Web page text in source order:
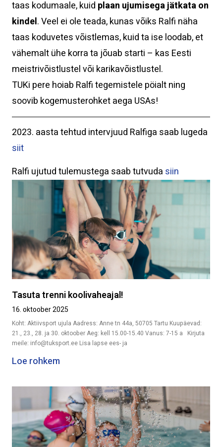
taas kodumaale, kuid plaan ujumisega jätkata on
kindel. Veel ei ole teada, kunas võiks Ralfi näha
taas koduvetes võistlemas, kuid ta ise loodab, et
vähemalt ühe korra ta jõuab starti – kas Eesti
meistrivõistlustel või karikavõistlustel.
TUKi pere hoiab Ralfi tegemistele pöialt ning
soovib kogemusterohket aega USAs!
2023. aasta tehtud intervjuud Ralfiga saab lugeda
siit
Ralfi ujutud tulemustega saab tutvuda siin
Tasuta trenni koolivaheajal!
16. oktoober 2025
Koht: Aktiivsport ujula Aadress: Anne tn 44a, 50705 Tartu Kuupäevad:
21., 23., 28. ja 30. oktoober Aeg: kell 15.00-15.40 Vanus: 7-15 a Kirjuta
meile: info@tuksport.ee Lisa lapse ees- ja
Loe rohkem